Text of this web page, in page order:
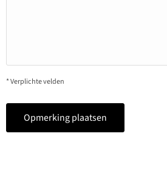
* Verplichte velden
Opmerking plaatsen